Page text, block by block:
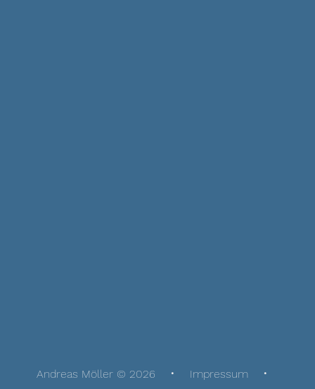
Andreas Möller © 2026 Impressum